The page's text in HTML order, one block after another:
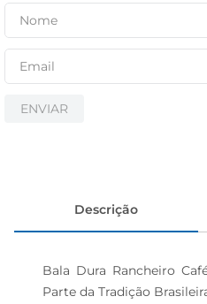
ENVIAR
Descrição
Bala Dura Rancheiro
Parte da Tradição
papel higiênico
cerveja